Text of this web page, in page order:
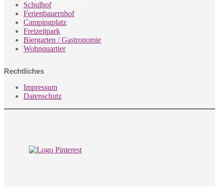
Schulhof
Ferienbauernhof
Campingplatz
Freizeitpark
Biergarten / Gastronomie
Wohnquartier
Rechtliches
Impressum
Datenschutz